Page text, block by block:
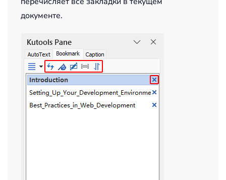
документе.